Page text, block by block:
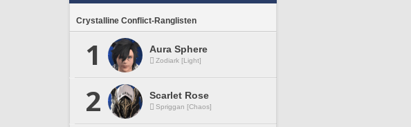
Crystalline Conflict-Ranglisten
1 Aura Sphere
Zodiark [Light]
2 Scarlet Rose
Spriggan [Chaos]